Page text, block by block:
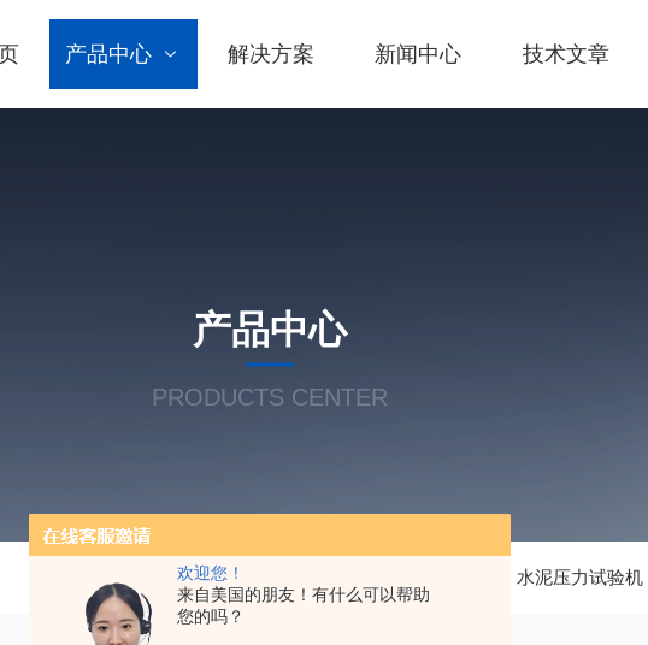
欢迎您！
来自美国的朋友！有什么可以帮助
您的吗？
产品中心 解决方案 新闻中心 技术文章
产品中心
PRODUCTS CENTER
当前位置：首页 水泥压力试验机